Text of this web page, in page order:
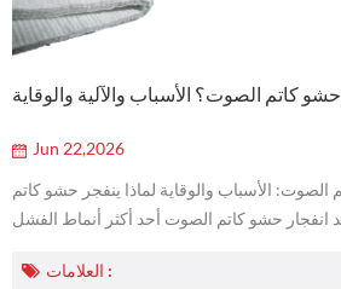
حشو كاتم الصوت؟ الأسباب والآلية والوقاية
Jun 22,2026
الصوت: الأسباب والوقاية لماذا ينفجر حشو كاتم
انفجار حشو كاتم الصوت أحد أكثر أنماط الفشل
الدفع الرباعي (ATVs) والمحركات البحرية وكواتم الصوت الصناعية ذات العلامات :